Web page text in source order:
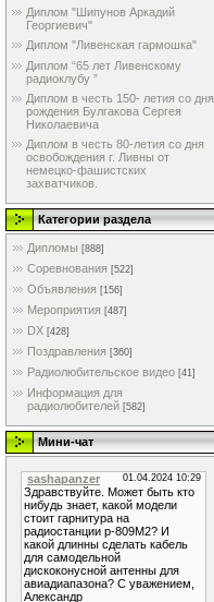
Диплом "Шипунов Аркадий
Георгиевич"
Диплом "Ливенская гармошка"
Диплом “65 лет Ливенскому
радиоклубу ”
Диплом в честь 150- летия со дня
рождения Булгакова Сергея
Николаевича
Диплом в честь 80-летия со дня
освобождения г. Ливны от
немецко-фашистских
захватчиков.
Категории раздела
Дипломы [888]
Соревнования [522]
Объявления [156]
Мероприятия [487]
DX [428]
Поздравления [360]
Радиолюбительское видео [41]
Информация для
радиолюбителей [582]
Мини-чат